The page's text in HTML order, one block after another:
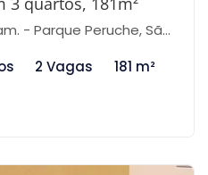
Peruche, São Paulo-SP
2 Vagas 181 m²